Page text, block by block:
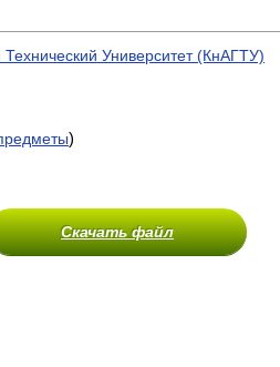
Университет (КнАГТУ)
)
Скачать файл